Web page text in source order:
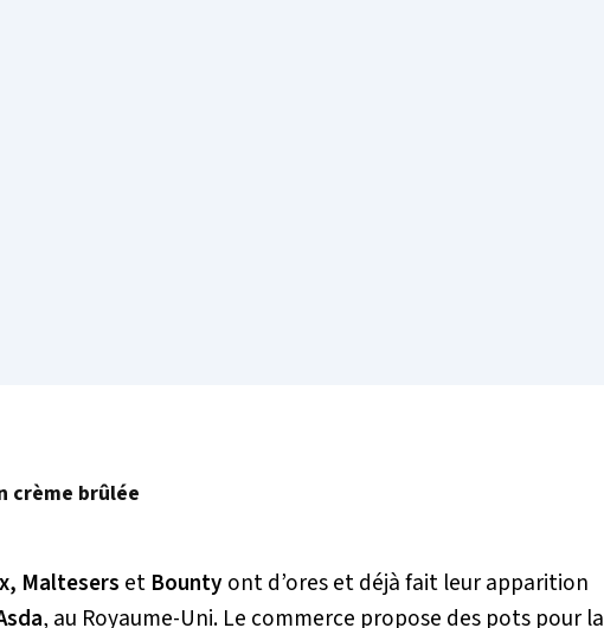
crème brûlée
Maltesers et Bountyont d’ores et déjà fait leur apparition
, au Royaume-Uni. Le commerce propose des pots pour la